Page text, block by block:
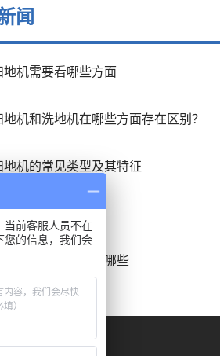
闻
地机需要看哪些方面
地机和洗地机在哪些方面存在区别？
地机的常见类型及其特征
的应用场合有哪些
干机的发展趋势有哪些
当前客服人员不在
您的信息，我们会